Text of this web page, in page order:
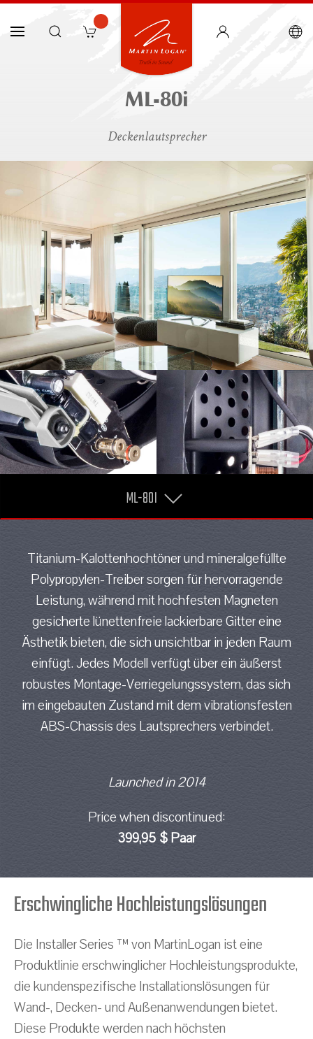
ML-80i
Deckenlautsprecher
ML-80I
Titanium-Kalottenhochtöner und mineralgefüllte
Polypropylen-Treiber sorgen für hervorragende
Leistung, während mit hochfesten Magneten
gesicherte lünettenfreie lackierbare Gitter eine
Ästhetik bieten, die sich unsichtbar in jeden Raum
einfügt. Jedes Modell verfügt über ein äußerst
robustes Montage-Verriegelungssystem, das sich
im eingebauten Zustand mit dem vibrationsfesten
ABS-Chassis des Lautsprechers verbindet.
Launched in 2014
Price when discontinued:
399,95 $ Paar
Erschwingliche Hochleistungslösungen
Die Installer Series ™ von MartinLogan ist eine
Produktlinie erschwinglicher Hochleistungsprodukte,
die kundenspezifische Installationslösungen für
Wand-, Decken- und Außenanwendungen bietet.
Diese Produkte werden nach höchsten